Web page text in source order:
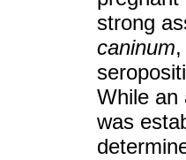
strong
caninum
While an
was